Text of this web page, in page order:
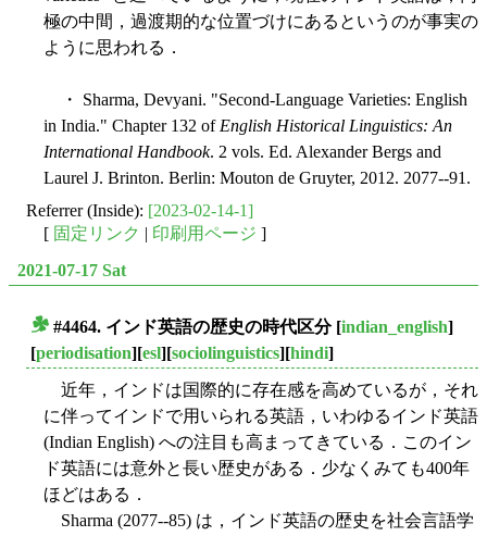
極の中間，過渡期的な位置づけにあるというのが事実の
ように思われる．
・ Sharma, Devyani. "Second-Language Varieties: English
in India." Chapter 132 of English Historical Linguistics: An
International Handbook. 2 vols. Ed. Alexander Bergs and
Laurel J. Brinton. Berlin: Mouton de Gruyter, 2012. 2077--91.
Referrer (Inside): [2023-02-14-1]
[ 固定リンク | 印刷用ページ ]
2021-07-17 Sat
#4464. インド英語の歴史の時代区分[indian_english]
[periodisation][esl][sociolinguistics][hindi]
近年，インドは国際的に存在感を高めているが，それ
に伴ってインドで用いられる英語，いわゆるインド英語
(Indian English) への注目も高まってきている．このイン
ド英語には意外と長い歴史がある．少なくみても400年
ほどはある．
Sharma (2077--85) は，インド英語の歴史を社会言語学